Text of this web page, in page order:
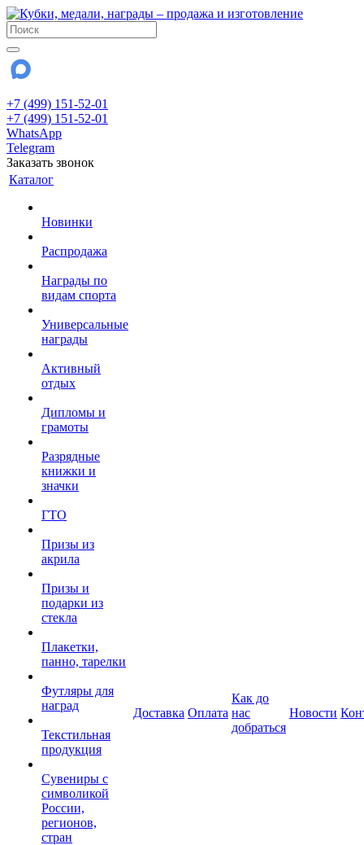
+7 (499) 151-52-01
+7 (499) 151-52-01
WhatsApp
Telegram
Заказать звонок
Каталог
Новинки
Распродажа
Награды по
видам спорта
Универсальные
награды
Активный
отдых
Дипломы и
грамоты
Разрядные
книжки и
значки
ГТО
Призы из
акрила
Призы и
подарки из
стекла
Плакетки,
панно, тарелки
Футляры для
наград
Текстильная
продукция
Сувениры с
символикой
России,
регионов,
стран
Доставка Оплата
Как до
нас
добраться
Новости